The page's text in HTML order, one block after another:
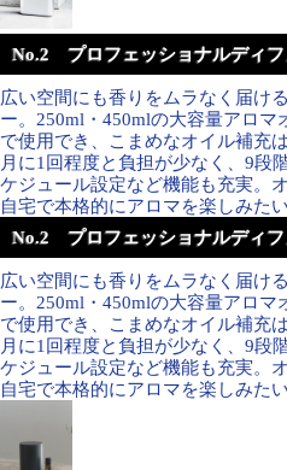
No.2 プロフェッショナルディ
広い空間にも香りをムラなく届け
ー。250ml・450mlの大容量アロマ
で使用でき、こまめなオイル補充
月に1回程度と負担が少なく、9段
ケジュール設定など機能も充実。
自宅で本格的にアロマを楽しみた
No.2 プロフェッショナルディ
広い空間にも香りをムラなく届け
ー。250ml・450mlの大容量アロマ
で使用でき、こまめなオイル補充
月に1回程度と負担が少なく、9段
ケジュール設定など機能も充実。
自宅で本格的にアロマを楽しみた